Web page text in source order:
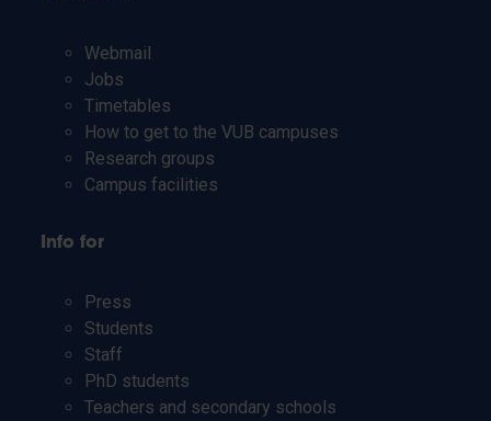
Webmail
Jobs
Timetables
How to get to the VUB campuses
Research groups
Campus facilities
Info for
Press
Students
Staff
PhD students
Teachers and secondary schools